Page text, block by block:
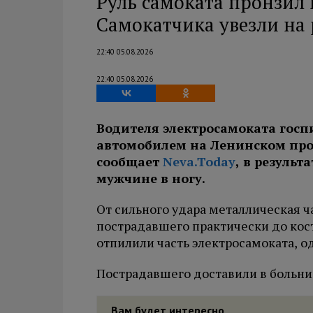
Самокатчика увезли
22:40 05.08.2026
22:40 05.08.2026
Водителя электросамоката
автомобилем на Ленинском
сообщает Neva.Today, в
мужчине в ногу.
От сильного удара металлическая
пострадавшего практически до
отпилили часть электросамоката,
Пострадавшего доставили в
Вам будет интересно